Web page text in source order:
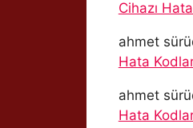
Cihazı
ahmet
Hata
ahmet
Hata